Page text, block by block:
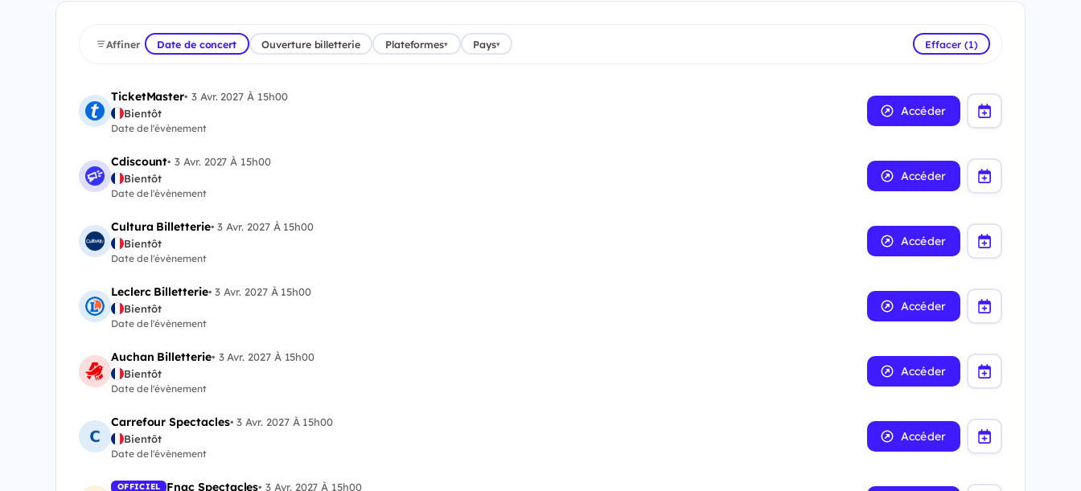
Affiner Date de concert Ouverture billetterie Plateformes▾ Pays▾ Effacer (1)
TicketMaster• 3 Avr. 2027 À 15h00
Bientôt
Date de l'évènement
Accéder
Cdiscount•3 Avr. 2027 À 15h00
Bientôt
Date de l'évènement
Accéder
Cultura Billetterie•3 Avr. 2027 À 15h00
Bientôt
Date de l'évènement
Accéder
Leclerc Billetterie•3 Avr. 2027 À 15h00
Bientôt
Date de l'évènement
Accéder
Auchan Billetterie• 3 Avr. 2027 À 15h00
Bientôt
Date de l'évènement
Accéder
Carrefour Spectacles•3 Avr. 2027 À 15h00
Bientôt
Date de l'évènement
Accéder
OFFICIEL Fnac Spectacles•3 Avr. 2027 À 15h00